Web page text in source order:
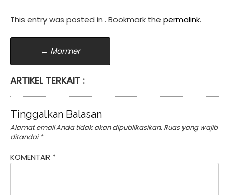
This entry was posted in . Bookmark the permalink.
Post
navigation
← Marmer
ARTIKEL TERKAIT :
Tinggalkan Balasan
Alamat email Anda tidak akan dipublikasikan. Ruas yang wajib
ditandai*
KOMENTAR *